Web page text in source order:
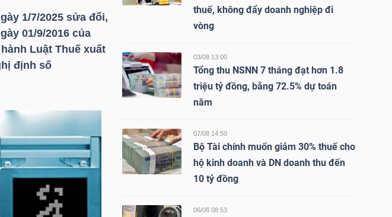
1/7/2025 sửa đổi,
01/9/2016 của
Luật Thuế xuất
định số
thuế, không đẩy doanh nghiệp đi
vòng
03/08 13:00
Tổng thu NSNN 7 tháng đạt hơn 1.8
triệu tỷ đồng, bằng 72.5% dự toán
năm
07/08 14:50
Bộ Tài chính muốn giảm 30% thuế cho
hộ kinh doanh và DN doanh thu đến
10 tỷ đồng
06/08 08:53